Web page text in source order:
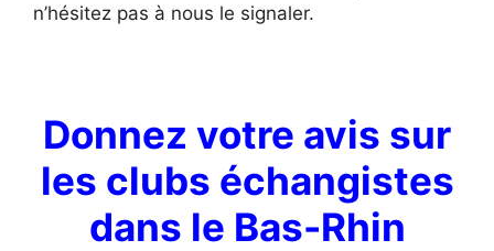
n’hésitez pas à nous le signaler.
Donnez votre avis sur
les clubs échangistes
dans le Bas-Rhin